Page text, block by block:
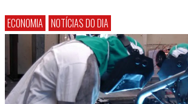
ECONOMIA NOTÍCIAS DO DIA